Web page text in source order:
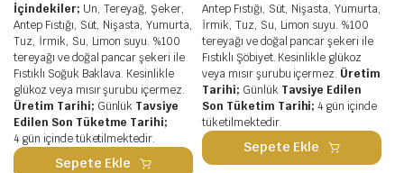
İçindekiler; Un, Tereyağ, Şeker,
Antep Fıstığı, Süt, Nişasta, Yumurta,
Tuz, İrmik, Su, Limon suyu. %100
tereyağı ve doğal pancar şekeri ile
Fıstıklı Soğuk Baklava. Kesinlikle
glükoz veya mısır şurubu içermez.
Üretim Tarihi; Günlük Tavsiye
Edilen Son Tüketme Tarihi;
4 gün içinde tüketilmektedir.
Sepete Ekle
Antep Fıstığı, Süt, Nişasta, Yumurta,
İrmik, Tuz, Su, Limon suyu. %100
tereyağı ve doğal pancar şekeri ile
Fıstıklı Şöbiyet. Kesinlikle glükoz
veya mısır şurubu içermez. Üretim
Tarihi; Günlük Tavsiye Edilen
Son Tüketim Tarihi;4 gün içinde
tüketilmektedir.
Sepete Ekle